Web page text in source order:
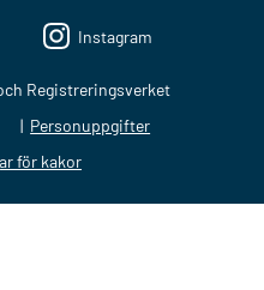
Instagram
Registreringsverket
Personuppgifter
för kakor